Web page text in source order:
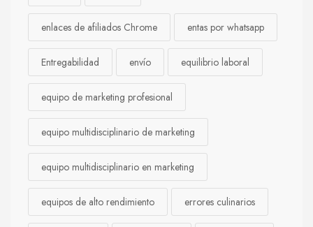
enlaces de afiliados Chrome entas por whatsapp
Entregabilidad envío equilibrio laboral
equipo de marketing profesional
equipo multidisciplinario de marketing
equipo multidisciplinario en marketing
equipos de alto rendimiento errores culinarios